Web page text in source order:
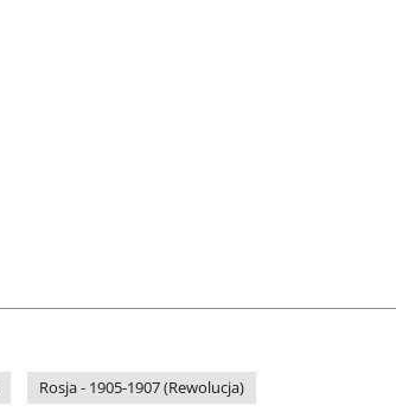
Rosja - 1905-1907 (Rewolucja)